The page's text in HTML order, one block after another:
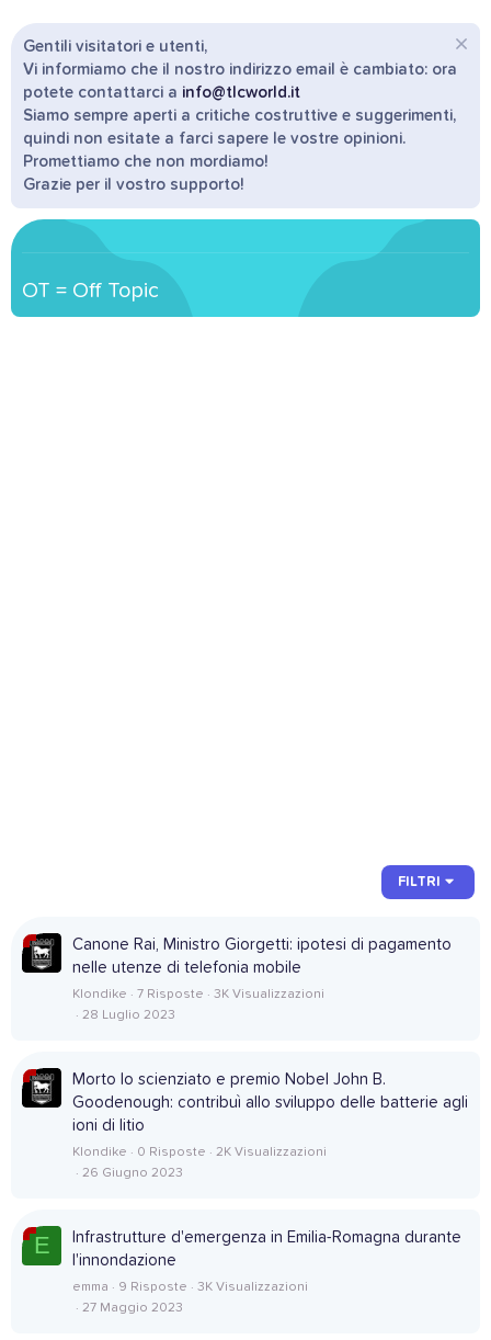
Gentili visitatori e utenti,
Vi informiamo che il nostro indirizzo email è cambiato: ora
potete contattarci a info@tlcworld.it
Siamo sempre aperti a critiche costruttive e suggerimenti,
quindi non esitate a farci sapere le vostre opinioni.
Promettiamo che non mordiamo!
Grazie per il vostro supporto!
OT = Off Topic
FILTRI
Canone Rai, Ministro Giorgetti: ipotesi di pagamento
nelle utenze di telefonia mobile
Klondike 7 Risposte
3K Visualizzazioni
28 Luglio 2023
Morto lo scienziato e premio Nobel John B.
Goodenough: contribuì allo sviluppo delle batterie agli
ioni di litio
Klondike 0 Risposte
2K Visualizzazioni
26 Giugno 2023
E
Infrastrutture d'emergenza in Emilia-Romagna durante
l'innondazione
emma 9 Risposte
3K Visualizzazioni
27 Maggio 2023